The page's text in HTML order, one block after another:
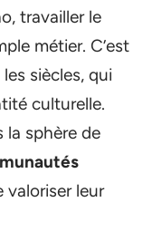
travailler le
métier. C’est
siècles, qui
culturelle.
la sphère de
leur